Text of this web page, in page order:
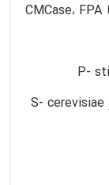
2-8 تخمین فعالیت سلولازها (اندوگلوکاناز یا CMCase، FPA